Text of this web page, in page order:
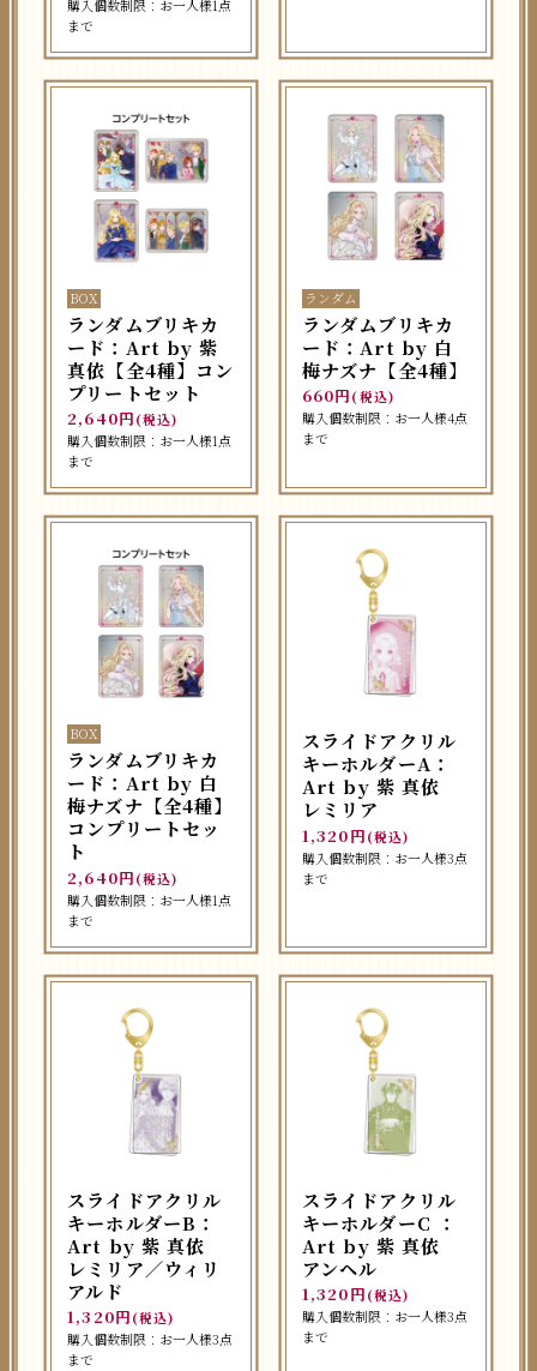
購入個数制限：お一人様1点
まで
BOX
ランダムブリキカ
ード：Art by 紫
真依【全4種】コン
プリートセット
2,640円 (税込)
購入個数制限：お一人様1点
まで
ランダム
ランダムブリキカ
ード：Art by 白
梅ナズナ【全4種】
660円 (税込)
購入個数制限：お一人様4点
まで
BOX
ランダムブリキカ
ード：Art by 白
梅ナズナ【全4種】
コンプリートセッ
ト
2,640円 (税込)
購入個数制限：お一人様1点
まで
スライドアクリル
キーホルダーA：
Art by 紫 真依
レミリア
1,320円 (税込)
購入個数制限：お一人様3点
まで
スライドアクリル
キーホルダーB：
Art by 紫 真依
レミリア／ウィリ
アルド
1,320円 (税込)
購入個数制限：お一人様3点
まで
スライドアクリル
キーホルダーC ：
Art by 紫 真依
アンヘル
1,320円 (税込)
購入個数制限：お一人様3点
まで